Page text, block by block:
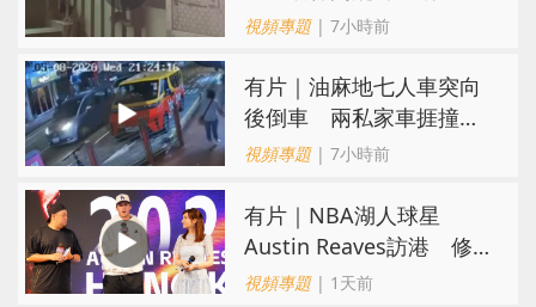
親：每次經過都要好大勇
視頻專題| 7小時前
有片｜油麻地七人車突向
後倒車 兩私家車捱撞
司機不顧而去
視頻專題| 7小時前
有片｜NBA湖人球星
Austin Reaves訪港 修
頓與青少年交流球技
視頻專題| 1天前